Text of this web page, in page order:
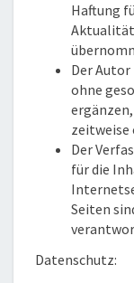
Haftung
Der
ohne
zeitweise
Der
für die
Seiten
Datenschutz: